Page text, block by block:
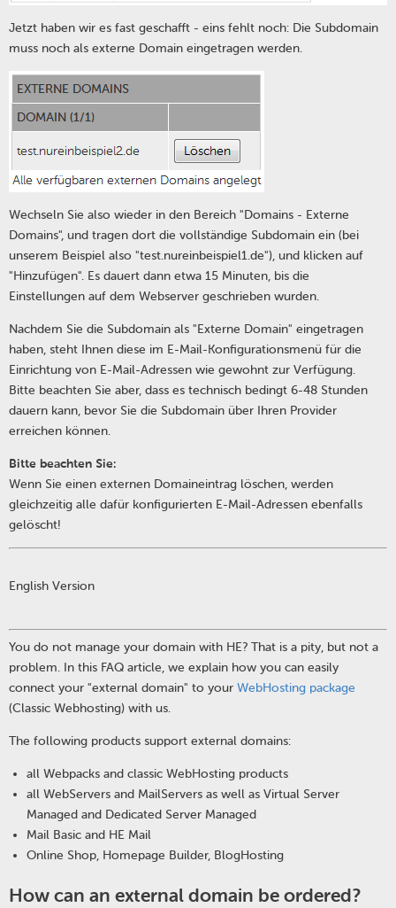
Jetzt haben wir es fast geschafft - eins fehlt noch: Die Subdomain
muss noch als externe Domain eingetragen werden.
Wechseln Sie also wieder in den Bereich "Domains - Externe
Domains", und tragen dort die vollständige Subdomain ein (bei
unserem Beispiel also "test.nureinbeispiel1.de"), und klicken auf
"Hinzufügen". Es dauert dann etwa 15 Minuten, bis die
Einstellungen auf dem Webserver geschrieben wurden.
Nachdem Sie die Subdomain als "Externe Domain" eingetragen
haben, steht Ihnen diese im E-Mail-Konfigurationsmenü für die
Einrichtung von E-Mail-Adressen wie gewohnt zur Verfügung.
Bitte beachten Sie aber, dass es technisch bedingt 6-48 Stunden
dauern kann, bevor Sie die Subdomain über Ihren Provider
erreichen können.
Bitte beachten Sie:
Wenn Sie einen externen Domaineintrag löschen, werden
gleichzeitig alle dafür konfigurierten E-Mail-Adressen ebenfalls
gelöscht!
English Version
You do not manage your domain with HE? That is a pity, but not a
problem. In this FAQ article, we explain how you can easily
connect your "external domain" to your WebHosting package
(Classic Webhosting) with us.
The following products support external domains:
all Webpacks and classic WebHosting products
all WebServers and MailServers as well as Virtual Server
Managed and Dedicated Server Managed
Mail Basic and HE Mail
Online Shop, Homepage Builder, BlogHosting
How can an external domain be ordered?